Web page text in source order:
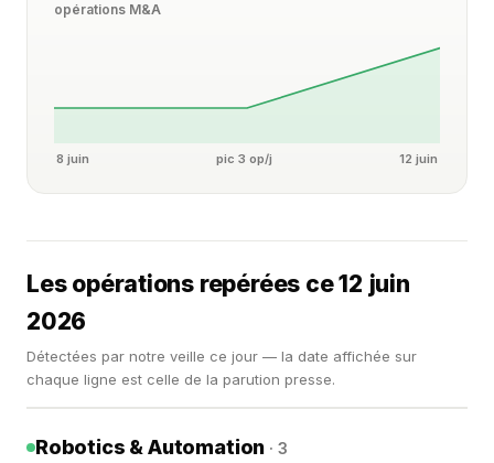
opérations M&A
8 juin pic 3 op/j 12 juin
Les opérations repérées ce 12 juin
2026
Détectées par notre veille ce jour — la date affichée sur
chaque ligne est celle de la parution presse.
Robotics & Automation · 3